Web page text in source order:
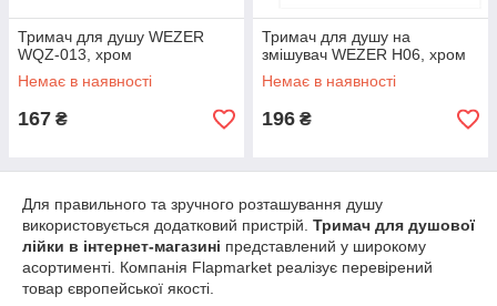
Тримач для душу WEZER
WQZ-013, хром
Немає в наявності
167 ₴
Тримач для душу на
змішувач WEZER H06, хром
Немає в наявності
196 ₴
Для правильного та зручного розташування душу
використовується додатковий пристрій. Тримач для душової
лійки в інтернет-магазині представлений у широкому
асортименті. Компанія Flapmarket реалізує перевірений
товар європейської якості.